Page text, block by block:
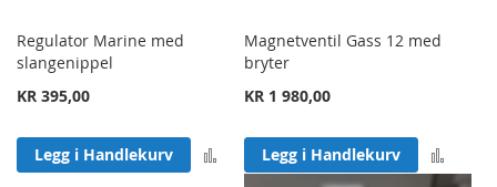
Regulator Marine med
slangenippel
KR 395,00
Legg i Handlekurv Legg til sammenligning
Magnetventil Gass 12 med
bryter
KR 1 980,00
Legg i Handlekurv